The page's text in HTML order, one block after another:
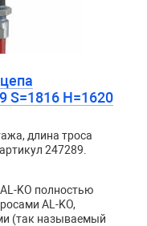
S=1816 H=1620
длина троса
247289.
KO полностью
AL-KO,
(так называемый